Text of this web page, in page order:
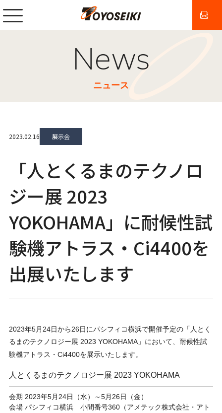
News
ニュース
2023.02.16 展示会
「⼈とくるまのテクノロ
ジー展 2023
YOKOHAMA」に耐候性試
験機アトラス・Ci4400を
出展いたします
2023年5月24日から26日にパシフィコ横浜で開催予定の「⼈とく
るまのテクノロジー展 2023 YOKOHAMA」において、 耐候性試
験機アトラス・Ci4400を展示いたします。
⼈とくるまのテクノロジー展 2023 YOKOHAMA
会期 2023年5月24日（水）～5月26日（金）
会場 パシフィコ横浜 小間番号360（アメテック株式会社・アト